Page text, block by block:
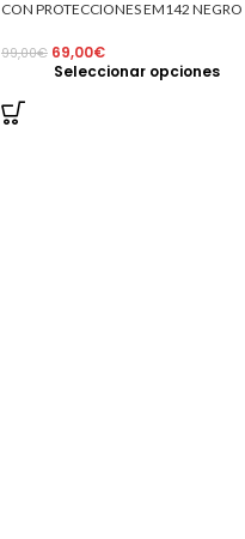
CON PROTECCIONES EM142 NEGRO
99,00€ 69,00€
Seleccionar opciones